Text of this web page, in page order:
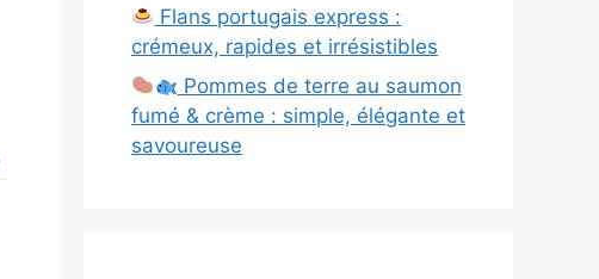
Flans portugais express :
crémeux, rapides et irrésistibles
Pommes de terre au saumon
fumé & crème : simple, élégante et
savoureuse